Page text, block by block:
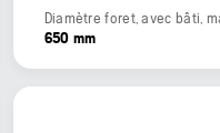
Diamètre foret, avec bâti,
650 mm